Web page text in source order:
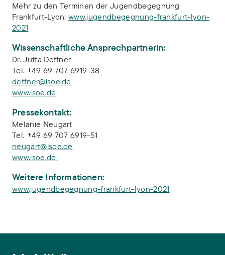
Mehr zu den Terminen der Jugendbegegnung
Frankfurt-Lyon:www.jugendbegegnung-frankfurt-lyon-
2021
Wissenschaftliche Ansprechpartnerin:
Dr. Jutta Deffner
Tel. +49 69 707 6919-38
deffner@isoe.de
www.isoe.de
Pressekontakt:
Melanie Neugart
Tel. +49 69 707 6919-51
neugart@isoe.de
www.isoe.de
Weitere Informationen:
www.jugendbegegnung-frankfurt-lyon-2021